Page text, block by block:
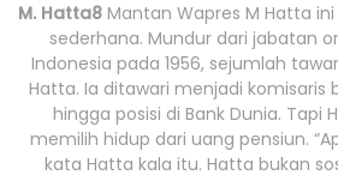
M. Hatta8 Mantan Wapres M Hatta
sederhana. Mundur dari jabatan
Indonesia pada 1956, sejumlah
Hatta. Ia ditawari menjadi komisaris
hingga posisi di Bank Dunia. Tapi
memilih hidup dari uang pensiun.
kata Hatta kala itu. Hatta bukan